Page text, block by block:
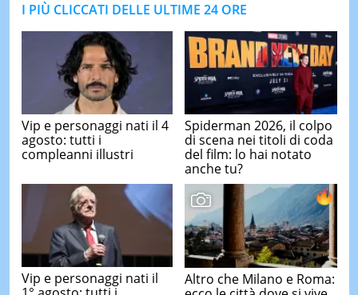
I PIÙ CLICCATI DELLE ULTIME 24 ORE
Vip e personaggi nati il 4
agosto: tutti i
compleanni illustri
Spiderman 2026, il colpo
di scena nei titoli di coda
del film: lo hai notato
anche tu?
Vip e personaggi nati il
Altro che Milano e Roma: